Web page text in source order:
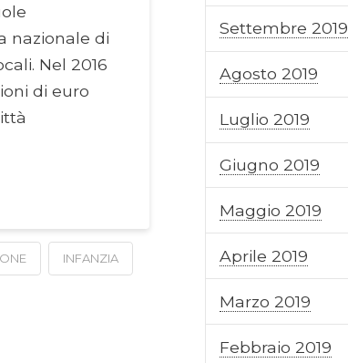
nazionale di
Nel 2016
di euro
INFANZIA
Settembre 2019
Agosto 2019
Luglio 2019
Giugno 2019
Maggio 2019
Aprile 2019
Marzo 2019
Febbraio 2019